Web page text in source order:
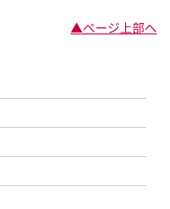
▲ページ上部へ